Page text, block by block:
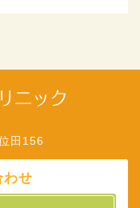
田156
わせ